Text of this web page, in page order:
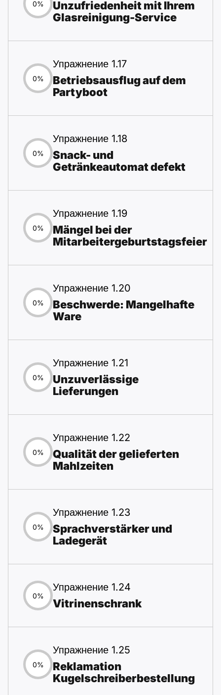
0%
Unzufriedenheit mit Ihrem
Glasreinigung-Service
0%
Упражнение 1.17
Betriebsausflug auf dem
Partyboot
0%
Упражнение 1.18
Snack- und
Getränkeautomat defekt
0%
Упражнение 1.19
Mängel bei der
Mitarbeitergeburtstagsfeier
0%
Упражнение 1.20
Beschwerde: Mangelhafte
Ware
0%
Упражнение 1.21
Unzuverlässige
Lieferungen
0%
Упражнение 1.22
Qualität der gelieferten
Mahlzeiten
0%
Упражнение 1.23
Sprachverstärker und
Ladegerät
0%
Упражнение 1.24
Vitrinenschrank
0%
Упражнение 1.25
Reklamation
Kugelschreiberbestellung